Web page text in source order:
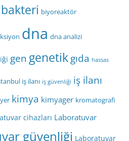
bakteri biyoreaktör
dna dna analizi
gen genetikgıda hassas
iş ilanı iş güvenliği iş ilanı
kimya kimyager kromatografi
cihazları Laboratuvar
güvenliği Laboratuvar